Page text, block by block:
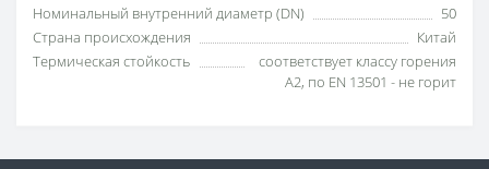
Номинальный внутренний диаметр (DN)
50
Страна происхождения
Китай
Термическая стойкость
соответствует классу горения
А2, по EN 13501 - не горит